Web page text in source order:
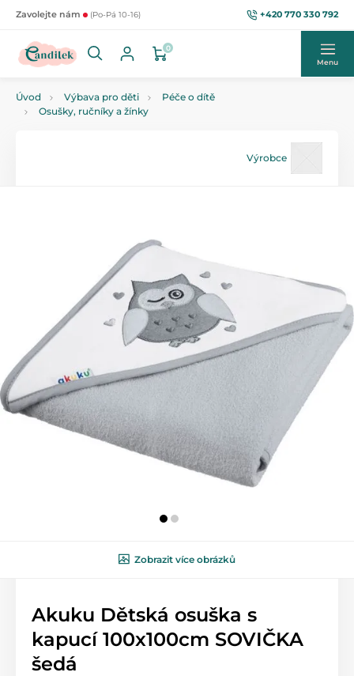
Zavolejte nám (Po-Pá 10-16) +420 770 330 792
0
Menu
Úvod Výbava pro děti
Péče o dítě
Osušky, ručníky a žínky
Výrobce
Zobrazit více obrázků
Akuku Dětská osuška s
kapucí 100x100cm SOVIČKA
šedá